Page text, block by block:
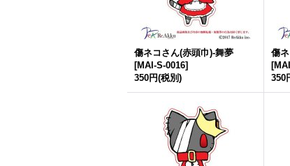
傷ネコさん(赤頭巾)-舞夢
[MAI-S-0016]
350円(税別)
傷
[
350